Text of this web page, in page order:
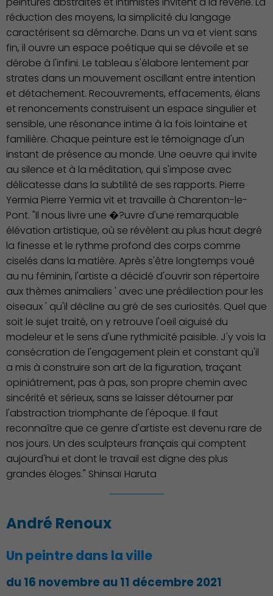
Associations et Sports
réduction des moyens, la simplicité du langage
caractérisent sa démarche. Dans un va et vient sans
fin, il ouvre un espace poétique qui se dévoile et se
dérobe à l'infini. Le tableau s'élabore lentement par
strates dans un mouvement oscillant entre intention
et détachement. Recouvrements, effacements, élans
et renoncements construisent un espace singulier et
sensible, une résonance intime à la fois lointaine et
familière. Chaque peinture est le témoignage d'un
instant de présence au monde. Une oeuvre qui invite
au silence et à la méditation, qui s'impose avec
délicatesse dans la subtilité de ses rapports. Pierre
Yermia Pierre Yermia vit et travaille à Charenton-le-
Pont. "Il nous livre une �?uvre d'une remarquable
élévation artistique, où se révèlent au plus haut degré
la finesse et le rythme profond des corps comme
ciselés dans la matière. Après s'être longtemps voué
au nu féminin, l'artiste a décidé d'ouvrir son répertoire
aux thèmes animaliers ' avec une prédilection pour les
oiseaux ' qu'il décline au gré de ses curiosités. Quel que
soit le sujet traité, on y retrouve l'oeil aiguisé du
modeleur et le sens d'une rythmicité paisible. J'y vois la
consécration de l'engagement plein et constant qu'il
a mis à construire son art de la figuration, traçant
opiniâtrement, pas à pas, son propre chemin avec
sincérité et sérieux, sans se laisser détourner par
l'abstraction triomphante de l'époque. Il faut
reconnaître que ce genre d'artiste est devenu rare de
nos jours. Un des sculpteurs français qui comptent
aujourd'hui et dont le travail est digne des plus
grandes éloges." Shinsaï Haruta
André Renoux
Un peintre dans la ville
du 16 novembre au 11 décembre 2021